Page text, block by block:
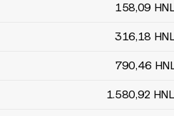
158,09
316,18
790,46
1.580,92 HNL